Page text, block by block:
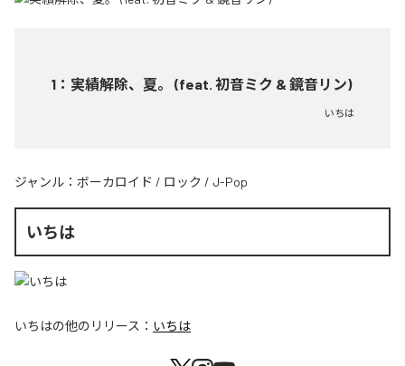
1 ： 実績解除、夏。 (feat. 初音ミク & 鏡音リン)
いちは
ジャンル： ボーカロイド / ロック / J-Pop
いちは
いちはの他のリリース： いちは